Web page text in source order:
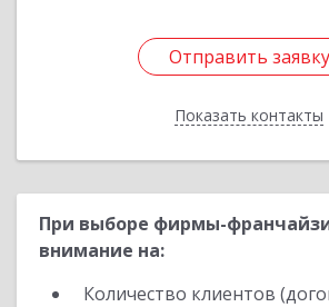
Отправить заявку
Показать контакты
Отправить заявку
Назад
При выборе фирмы-
внимание на:
Количество клиентов